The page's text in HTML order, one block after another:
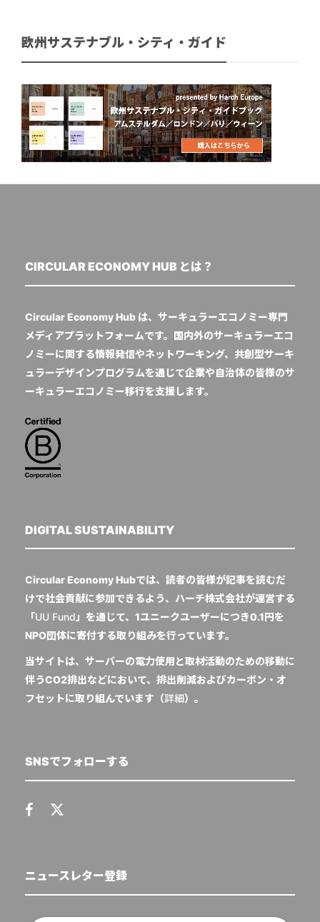
欧州サステナブル・シティ・ガイド
CIRCULAR ECONOMY HUB とは？
Circular Economy Hub は、サーキュラーエコノミー専門
メディアプラットフォームです。国内外のサーキュラーエコ
ノミーに関する情報発信やネットワーキング、共創型サーキ
ュラーデザインプログラムを通じて企業や自治体の皆様のサ
ーキュラーエコノミー移行を支援します。
DIGITAL SUSTAINABILITY
Circular Economy Hubでは、読者の皆様が記事を読むだ
けで社会貢献に参加できるよう、ハーチ株式会社が運営する
「UU Fund 」を通じて、1ユニークユーザーにつき0.1円を
NPO団体に寄付する取り組みを行っています。
当サイトは、サーバーの電力使用と取材活動のための移動に
伴うCO2排出などにおいて、排出削減およびカーボン・オ
フセットに取り組んでいます（詳細）。
SNSでフォローする
ニュースレター登録